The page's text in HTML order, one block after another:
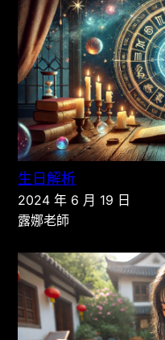
生日解析
2024 年 6 月 19 日
露娜老師